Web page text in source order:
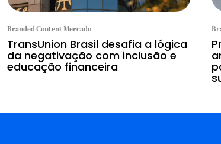
Branded Content Mercado
TransUnion Brasil desafia a lógica
da negativação com inclusão e
educação financeira